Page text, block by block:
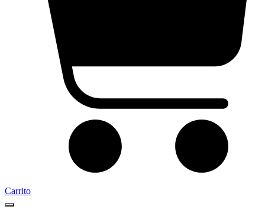
Carrito